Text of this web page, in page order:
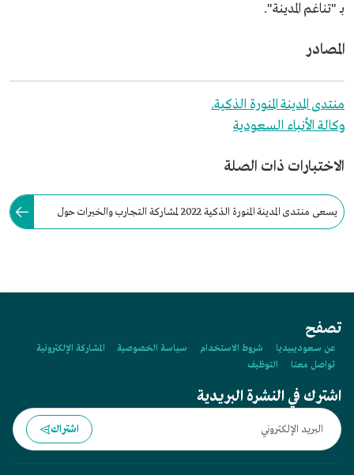
بـ "تناغم المدينة".
المصادر
منتدى المدينة المنورة الذكية.
وكالة الأنباء السعودية
الاختبارات ذات الصلة
يسعى منتدى المدينة المنورة الذكية 2022 لمشاركة التجارب والخبرات حول
تصفح
عن سعوديبيديا شروط الاستخدام سياسة الخصوصية
المشاركة الإلكترونية
تواصل معنا
التوظيف
اشترك في النشرة البريدية
اشتراك